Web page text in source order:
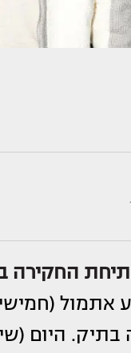
החקירה
אתמול
היום